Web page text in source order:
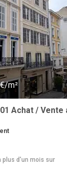
m²
plus d'un mois sur